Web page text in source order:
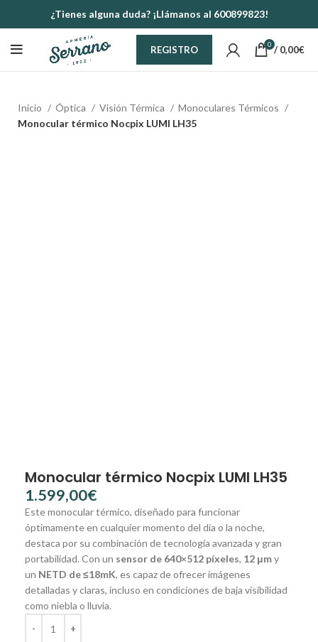
¿Tienes alguna duda? ¡Llámanos al 600899823!
REGISTRO 0 / 0,00€
Inicio Óptica Visión Térmica
Monoculares Térmicos
Monocular térmico Nocpix LUMI LH35
Monocular térmico Nocpix LUMI LH35
€
Este monocular térmico, diseñado para funcionar
óptimamente en cualquier momento del día o la noche,
destaca por su combinación de tecnología avanzada y gran
portabilidad. Con un sensor de 640×512 píxeles, 12 μmy
un NETD de ≤18mK, es capaz de ofrecer imágenes
detalladas y claras, incluso en condiciones de baja visibilidad
como niebla o lluvia.